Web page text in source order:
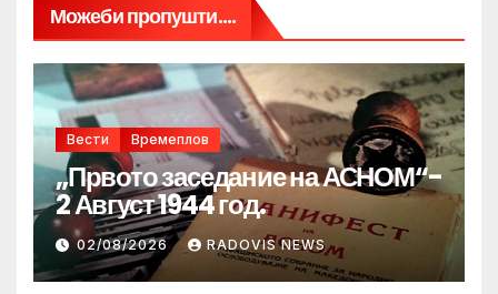
Можеби пропушти....
Вести Времеплов
„Првото заседание на АСНОМ“-
2 Август 1944 год.
02/08/2026 RADOVIS NEWS